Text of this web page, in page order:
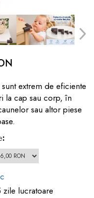
extrem de eficiente
la cap sau corp, în
sau altor piese
:
zile lucratoare